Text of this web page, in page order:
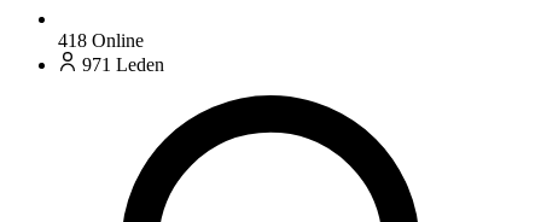
418 Online
971 Leden